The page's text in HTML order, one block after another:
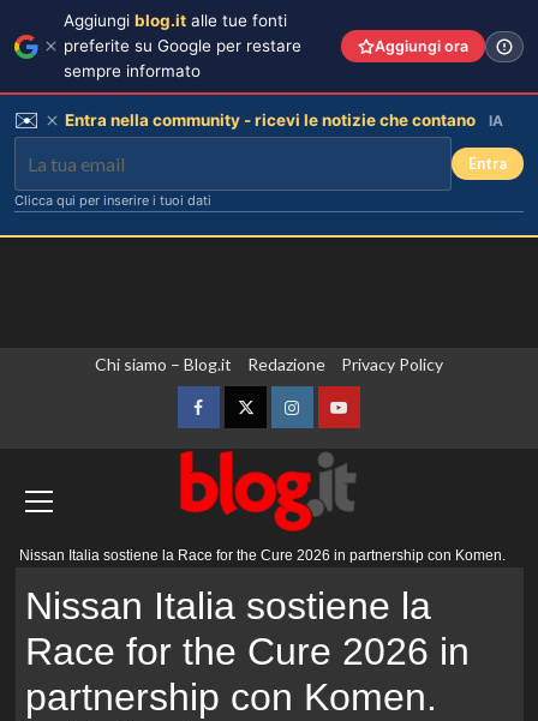
Chi siamo – Blog.it Redazione Privacy Policy
FacebookTwitterInstagramYouTube
Nissan Italia sostiene la Race for the Cure 2026 in partnership con Komen.
Nissan Italia sostiene la
Race for the Cure 2026 in
partnership con Komen.
Aggiungi blog.it alle tue fonti
preferite su Google per restare
sempre informato
Aggiungi ora
✉️ Entra nella community - ricevi le notizie che contano IA
Entra
Clicca qui per inserire i tuoi dati